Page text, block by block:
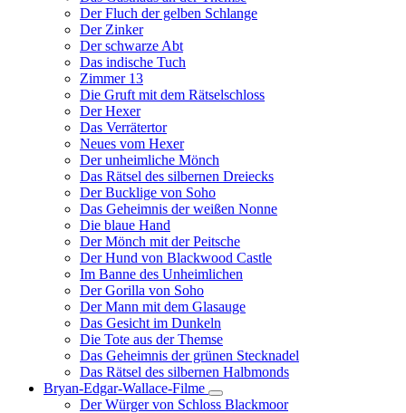
Der Fluch der gelben Schlange
Der Zinker
Der schwarze Abt
Das indische Tuch
Zimmer 13
Die Gruft mit dem Rätselschloss
Der Hexer
Das Verrätertor
Neues vom Hexer
Der unheimliche Mönch
Das Rätsel des silbernen Dreiecks
Der Bucklige von Soho
Das Geheimnis der weißen Nonne
Die blaue Hand
Der Mönch mit der Peitsche
Der Hund von Blackwood Castle
Im Banne des Unheimlichen
Der Gorilla von Soho
Der Mann mit dem Glasauge
Das Gesicht im Dunkeln
Die Tote aus der Themse
Das Geheimnis der grünen Stecknadel
Das Rätsel des silbernen Halbmonds
Bryan-Edgar-Wallace-Filme
Unternavigation
Der Würger von Schloss Blackmoor